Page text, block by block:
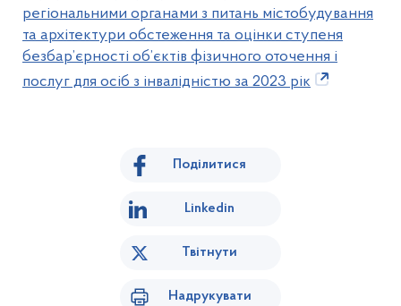
регіональними органами з питань містобудування
та архітектури обстеження та оцінки ступеня
безбар’єрності об’єктів фізичного оточення і
послуг для осіб з інвалідністю за 2023 рік
Поділитися
Linkedin
Твітнути
Надрукувати